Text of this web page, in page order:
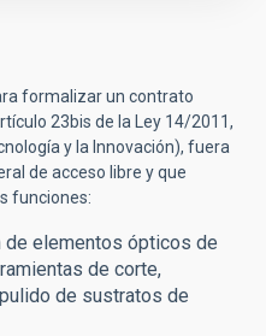
formalizar un contrato
23bis de la Ley 14/2011,
y la Innovación), fuera
de acceso libre y que
funciones:
de elementos ópticos de
de corte,
de sustratos de